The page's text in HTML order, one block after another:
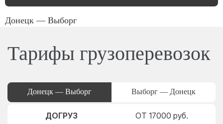
Донецк — Выборг
Тарифы грузоперевозок
Донецк — Выборг Выборг — Донецк
ДОГРУЗ ОТ 17000 руб.